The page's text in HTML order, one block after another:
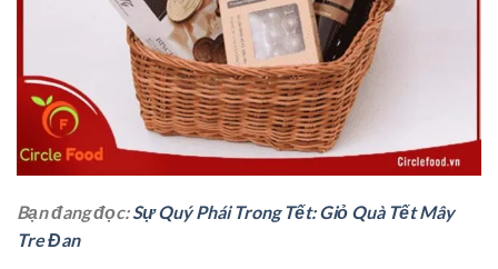
Bạn đang đọc:Sự Quý Phái Trong Tết: Giỏ Quà Tết Mây
Tre Đan